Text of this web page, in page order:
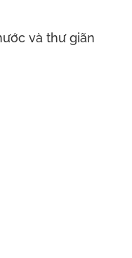
và thư giãn